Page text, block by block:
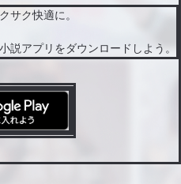
サク快適に。
説アプリをダウンロードしよう。